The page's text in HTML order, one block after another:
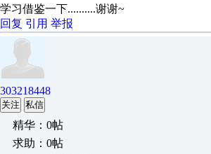
学习借鉴一下..........谢谢~
回复 引用 举报
303218448
关注 私信
精华：0帖
求助：0帖